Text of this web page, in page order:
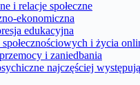
i relacje społeczne
ekonomiczna
edukacyjna
i życia
i zaniedbania
najczęściej